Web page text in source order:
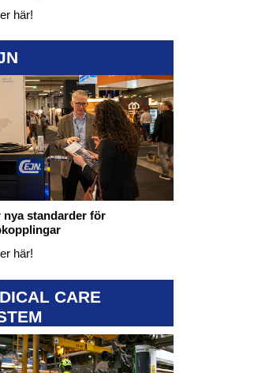
här!
nya standarder för
här!
CARE